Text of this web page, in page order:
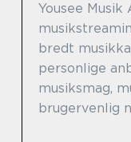
Yousee
bredt
personlige
musiksmag,
brugervenlig